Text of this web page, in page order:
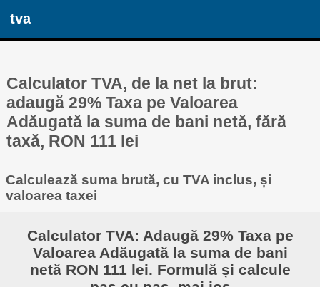
tva
Calculator TVA, de la net la brut:
adaugă 29% Taxa pe Valoarea
Adăugată la suma de bani netă, fără
taxă, RON 111 lei
Calculează suma brută, cu TVA inclus, și
valoarea taxei
Calculator TVA: Adaugă 29% Taxa pe
Valoarea Adăugată la suma de bani
netă RON 111 lei. Formulă și calcule